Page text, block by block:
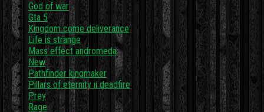
God of war
Gta 5
Kingdom come deliverance
Life is strange
Mass effect andromeda
New
Pathfinder kingmaker
Pillars of eternity ii deadfire
Prey
Rage